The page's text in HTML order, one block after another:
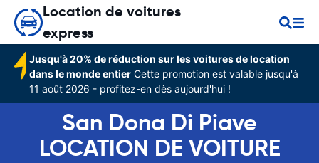
Location de voitures
express
Jusqu'à 20% de réduction sur les voitures de location
dans le monde entier Cette promotion est valable jusqu'à
11 août 2026 - profitez-en dès aujourd'hui !
San Dona Di Piave
LOCATION DE VOITURE